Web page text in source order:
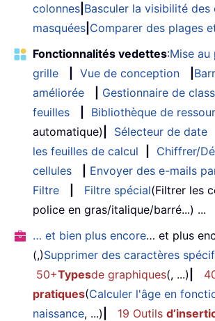
colonnes Basculer la visibilité des
masquées Comparer des plages
Fonctionnalités vedettes:Mise au
grille
Vue de conception
améliorée
Gestionnaire de
feuilles
Bibliothèque de
automatique)
Sélecteur de date
les feuilles de calcul
Chiffrer/
cellules
Envoyer des e-mails
Filtre
Filtre spécial(Filtrer les
police en gras/italique/barré...) ...
… et bien plus encore… et plus
(,)Supprimer des caractères
50+Typesde graphiques(, ...)
pratiques(Calculer l'âge en
naissance, ...) 19 Outils